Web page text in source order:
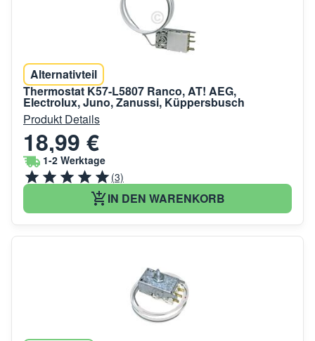
Alternativteil
Thermostat K57-L5807 Ranco, AT! AEG,
Electrolux, Juno, Zanussi, Küppersbusch
Produkt Details
18,99 €
1-2 Werktage
(3)
IN DEN WARENKORB